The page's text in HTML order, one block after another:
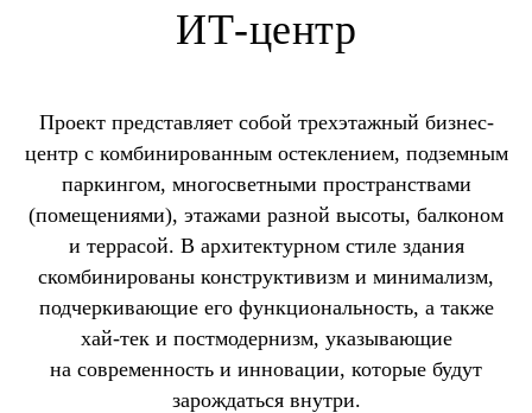
ИТ-центр
Проект представляет собой трехэтажный бизнес-
центр с комбинированным остеклением, подземным
паркингом, многосветными пространствами
(помещениями), этажами разной высоты, балконом
и террасой. В архитектурном стиле здания
скомбинированы конструктивизм и минимализм,
подчеркивающие его функциональность, а также
хай-тек и постмодернизм, указывающие
на современность и инновации, которые будут
зарождаться внутри.